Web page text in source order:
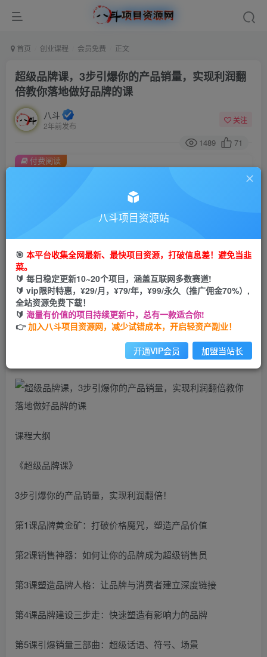
首页 创业课程 会员免费 正文
超级品牌课，3步引爆你的产品销量，实现利润翻
倍教你落地做好品牌的课
八斗
2年前发布
关注
1489 71
此内容为付费阅读，请付费后查看
金币9.9金币99
会员免费
您当前未登录！建议登陆后购买，可保存购买订单
付费阅读
超级品牌课，3步引爆你的产品销量，实现利润翻倍教你落地
课程大纲
《超级品牌课》
3步引爆你的产品销量，实现利润翻倍！
第1课品牌黄金矿：打破价格魔咒，塑造产品价值
第2课销售神器：如何让你的品牌成为超级销售员
第3课塑造品牌人格：让品牌与消费者建立深度链接
第4课品牌建设三步走：快速塑造有影响力的品牌
第5课引爆销量三部曲：超级话语、符号、场景
八斗项目资源站
🎯 本平台收集全网最新、最快项目资源，打破信息差！避免当韭
菜。
🔰 每日稳定更新10~20个项目，涵盖互联网多数赛道!
🔰 vip限时特惠，¥29/月，¥79/年，¥99/永久（推广佣金70%）,
全站资源免费下载！
🔰 海量有价值的项目持续更新中，总有一款适合你!
👉加入八斗项目资源网，减少试错成本，开启轻资产副业！
开通VIP会员 加盟当站长